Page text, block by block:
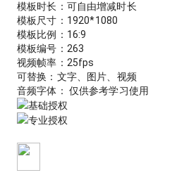
模板时长： 可自由增减时长
模板尺寸： 1920*1080
模板比例： 16:9
模板编号： 263
视频帧率： 25fps
可替换： 文字、图片、视频
音频字体： 仅供参考学习使用
基础授权
专业授权